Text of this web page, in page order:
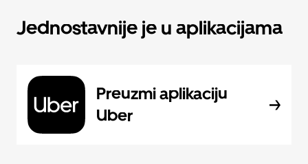
Jednostavnije je u aplikacijama
Preuzmi aplikaciju
Uber